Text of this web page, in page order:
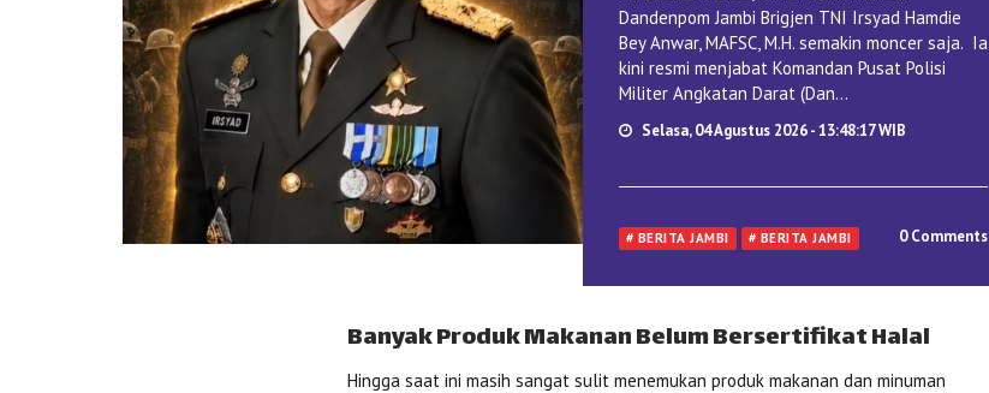
Dandenpom Jambi Brigjen TNI Irsyad Hamdie
Bey Anwar, MAFSC, M.H. semakin moncer saja. Ia
kini resmi menjabat Komandan Pusat Polisi
Militer Angkatan Darat (Dan...
Selasa, 04 Agustus 2026 - 13:48:17 WIB
# BERITA JAMBI # BERITA JAMBI 0 Comments
Banyak Produk Makanan Belum Bersertifikat Halal
Hingga saat ini masih sangat sulit menemukan produk makanan dan minuman